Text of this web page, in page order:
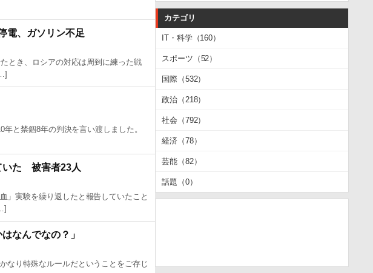
電、ガソリン不足
とき、ロシアの対応は周到に練った戦
と禁錮8年の判決を言い渡しました。
いた 被害者23人
」実験を繰り返したと報告していたこと
なんでなの？」
なり特殊なルールだということをご存じ
カテゴリ
IT・科学（160）
スポーツ（52）
国際（532）
政治（218）
社会（792）
経済（78）
芸能（82）
話題（0）